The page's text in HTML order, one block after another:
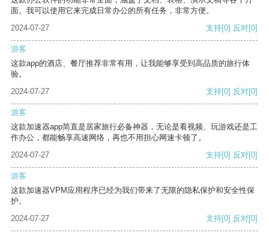
面。我可以使用它来完成日常办公的所有任务，非常方便。
2024-07-27
支持[0] 反对[0]
游客
这款app的酒店、餐厅推荐非常有用，让我能够享受到高品质的旅行体
验。
2024-07-27
支持[0] 反对[0]
游客
这款加速器app简直是居家旅行必备神器，无论是看视频、玩游戏还是工
作办公，都能畅享高速网络，再也不用担心网速卡顿了。
2024-07-27
支持[0] 反对[0]
游客
这款加速器VPM应用程序已经为我们带来了无限的隐私保护和安全性保
护。
2024-07-27
支持[0] 反对[0]